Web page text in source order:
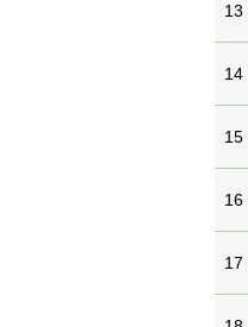
13
14
15
16
17